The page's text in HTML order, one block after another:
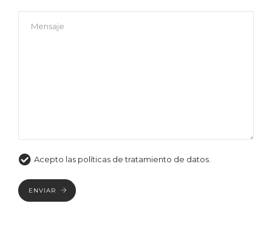
Acepto las políticas de tratamiento de datos.
ENVIAR